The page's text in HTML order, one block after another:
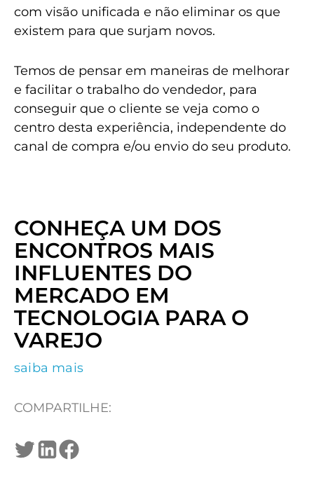
com visão unificada e não eliminar os que
existem para que surjam novos.
Temos de pensar em maneiras de melhorar
e facilitar o trabalho do vendedor, para
conseguir que o cliente se veja como o
centro desta experiência, independente do
canal de compra e/ou envio do seu produto.
CONHEÇA UM DOS
ENCONTROS MAIS
INFLUENTES DO
MERCADO EM
TECNOLOGIA PARA O
VAREJO
saiba mais
COMPARTILHE: